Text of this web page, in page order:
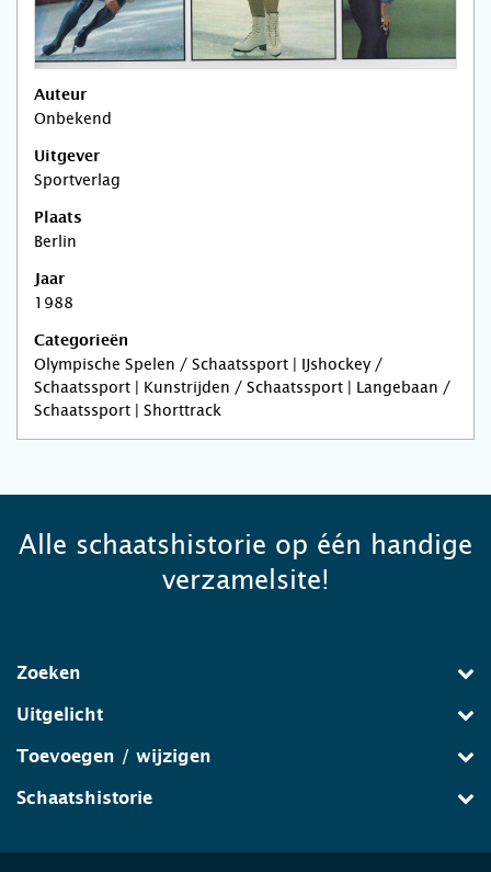
Auteur
Onbekend
Uitgever
Sportverlag
Plaats
Berlin
Jaar
1988
Categorieën
Olympische Spelen / Schaatssport | IJshockey /
Schaatssport | Kunstrijden / Schaatssport | Langebaan /
Schaatssport | Shorttrack
Alle schaatshistorie op één handige
verzamelsite!
Zoeken
Uitgelicht
Toevoegen / wijzigen
Schaatshistorie